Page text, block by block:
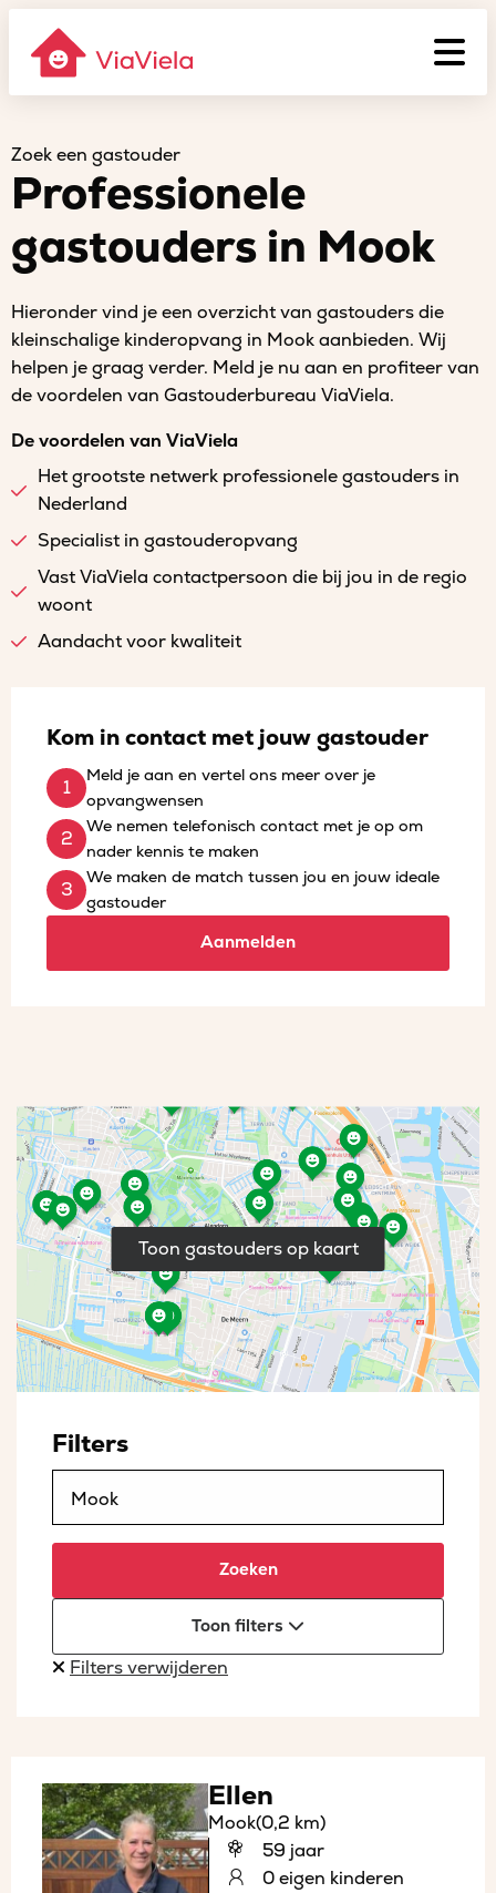
Zoek een gastouder
Professionele
gastouders in Mook
Hieronder vind je een overzicht van gastouders die
kleinschalige kinderopvang in Mook aanbieden. Wij
helpen je graag verder. Meld je nu aan en profiteer van
de voordelen van Gastouderbureau ViaViela.
De voordelen van ViaViela
Het grootste netwerk professionele gastouders in
Nederland
Specialist in gastouderopvang
Vast ViaViela contactpersoon die bij jou in de regio
woont
Aandacht voor kwaliteit
Kom in contact met jouw gastouder
Meld je aan en vertel ons meer over je
opvangwensen
We nemen telefonisch contact met je op om
nader kennis te maken
We maken de match tussen jou en jouw ideale
gastouder
Aanmelden
Toon gastouders op kaart
Filters
Zoeken
Toon filters
Filters verwijderen
Ellen
Mook(0,2 km)
59 jaar
0 eigen kinderen